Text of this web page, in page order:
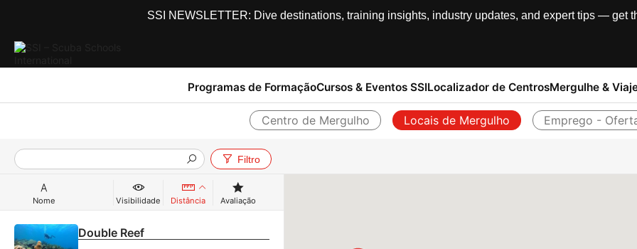
SSI NEWSLETTER: Dive destinations, training insights, industry updates, and expert tips — get
Programas de FormaçãoCursos & Eventos SSILocalizador de CentrosMergulhe &
Centro de Mergulho Locais de Mergulho Emprego -
Filtro
Nome Visibilidade Distância Avaliação
Double Reef